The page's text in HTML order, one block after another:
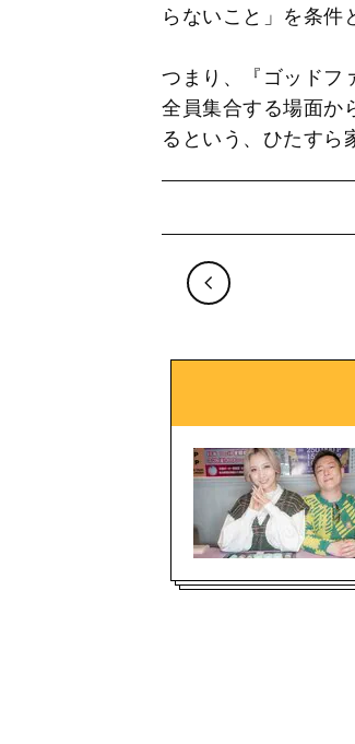
らないこと」を条件
つまり、『ゴッドフ
全員集合する場面か
るという、ひたすら